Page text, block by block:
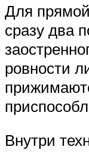
Для
сразу два
ровности
Внутри